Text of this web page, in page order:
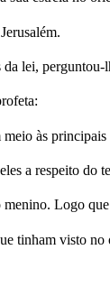
lei,
às
a respeito do
Logo
tinham visto